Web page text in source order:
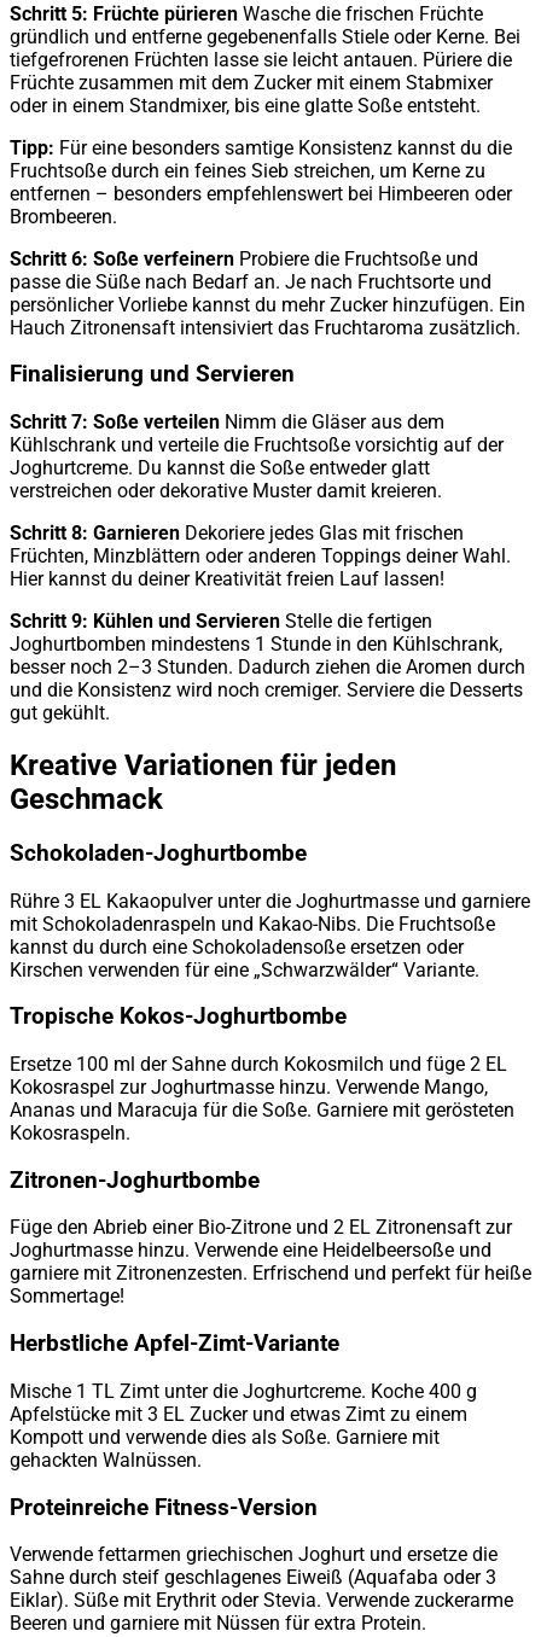
Schritt 5: Früchte pürieren Wasche die frischen Früchte
gründlich und entferne gegebenenfalls Stiele oder Kerne. Bei
tiefgefrorenen Früchten lasse sie leicht antauen. Püriere die
Früchte zusammen mit dem Zucker mit einem Stabmixer
oder in einem Standmixer, bis eine glatte Soße entsteht.
Tipp: Für eine besonders samtige Konsistenz kannst du die
Fruchtsoße durch ein feines Sieb streichen, um Kerne zu
entfernen – besonders empfehlenswert bei Himbeeren oder
Brombeeren.
Schritt 6: Soße verfeinern Probiere die Fruchtsoße und
passe die Süße nach Bedarf an. Je nach Fruchtsorte und
persönlicher Vorliebe kannst du mehr Zucker hinzufügen. Ein
Hauch Zitronensaft intensiviert das Fruchtaroma zusätzlich.
Finalisierung und Servieren
Schritt 7: Soße verteilen Nimm die Gläser aus dem
Kühlschrank und verteile die Fruchtsoße vorsichtig auf der
Joghurtcreme. Du kannst die Soße entweder glatt
verstreichen oder dekorative Muster damit kreieren.
Schritt 8: Garnieren Dekoriere jedes Glas mit frischen
Früchten, Minzblättern oder anderen Toppings deiner Wahl.
Hier kannst du deiner Kreativität freien Lauf lassen!
Schritt 9: Kühlen und Servieren Stelle die fertigen
Joghurtbomben mindestens 1 Stunde in den Kühlschrank,
besser noch 2–3 Stunden. Dadurch ziehen die Aromen durch
und die Konsistenz wird noch cremiger. Serviere die Desserts
gut gekühlt.
Kreative Variationen für jeden
Geschmack
Schokoladen-Joghurtbombe
Rühre 3 EL Kakaopulver unter die Joghurtmasse und garniere
mit Schokoladenraspeln und Kakao-Nibs. Die Fruchtsoße
kannst du durch eine Schokoladensoße ersetzen oder
Kirschen verwenden für eine „Schwarzwälder“ Variante.
Tropische Kokos-Joghurtbombe
Ersetze 100 ml der Sahne durch Kokosmilch und füge 2 EL
Kokosraspel zur Joghurtmasse hinzu. Verwende Mango,
Ananas und Maracuja für die Soße. Garniere mit gerösteten
Kokosraspeln.
Zitronen-Joghurtbombe
Füge den Abrieb einer Bio-Zitrone und 2 EL Zitronensaft zur
Joghurtmasse hinzu. Verwende eine Heidelbeersoße und
garniere mit Zitronenzesten. Erfrischend und perfekt für heiße
Sommertage!
Herbstliche Apfel-Zimt-Variante
Mische 1 TL Zimt unter die Joghurtcreme. Koche 400 g
Apfelstücke mit 3 EL Zucker und etwas Zimt zu einem
Kompott und verwende dies als Soße. Garniere mit
gehackten Walnüssen.
Proteinreiche Fitness-Version
Verwende fettarmen griechischen Joghurt und ersetze die
Sahne durch steif geschlagenes Eiweiß (Aquafaba oder 3
Eiklar). Süße mit Erythrit oder Stevia. Verwende zuckerarme
Beeren und garniere mit Nüssen für extra Protein.